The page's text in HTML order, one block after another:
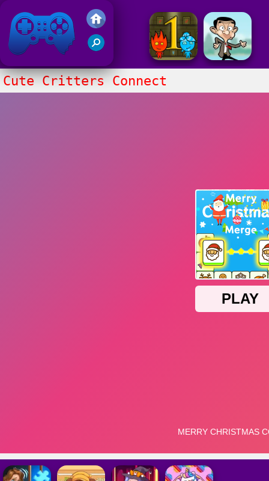
Gry Friv 5
Cute Critters Connect